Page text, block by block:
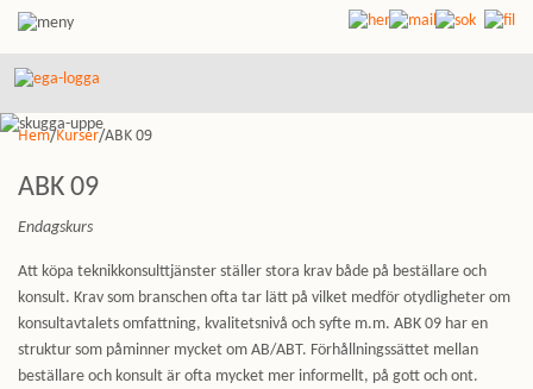
Hem/Kurser/ABK 09
ABK 09
Endagskurs
Att köpa teknikkonsulttjänster ställer stora krav både på beställare och
konsult. Krav som branschen ofta tar lätt på vilket medför otydligheter om
konsultavtalets omfattning, kvalitetsnivå och syfte m.m. ABK 09 har en
struktur som påminner mycket om AB/ABT. Förhållningssättet mellan
beställare och konsult är ofta mycket mer informellt, på gott och ont.